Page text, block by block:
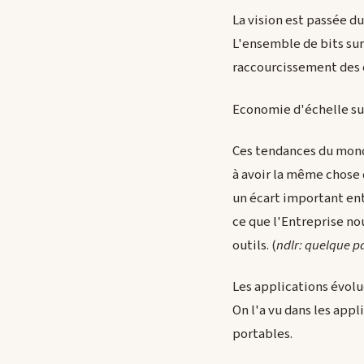
La vision est passée
L'ensemble de bits
raccourcissement
Economie d'échelle
Ces tendances du
à avoir la même
un écart important
ce que l'Entreprise
outils. (ndlr: quelque
Les applications
On l'a vu dans les
portables.